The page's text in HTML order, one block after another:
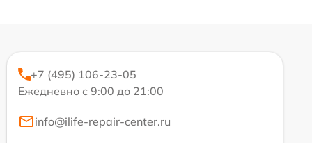
+7 (495) 106-23-05
Ежедневно с 9:00 до 21:00
info@ilife-repair-center.ru